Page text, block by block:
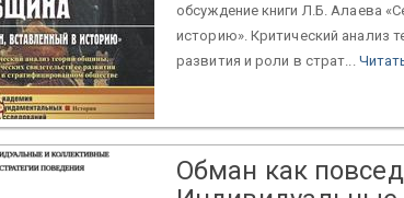
обсуждение книги Л.Б. Алаева
историю». Критический анализ
развития и роли в страт...
Обман как